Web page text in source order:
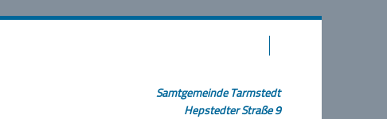
Samtgemeinde Tarmstedt
Hepstedter Straße 9